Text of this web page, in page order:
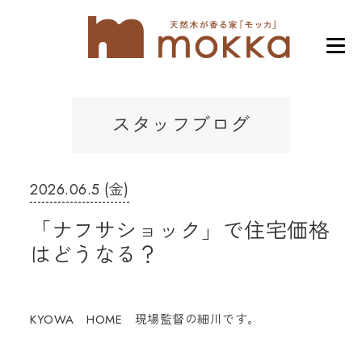
スタッフブログ
2026.06.5 (金)
「ナフサショック」で住宅価格
はどうなる？
KYOWA HOME 現場監督の細川です。